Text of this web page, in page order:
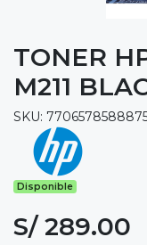
TONER
M211
SKU:
Disponible
S/ 289.00